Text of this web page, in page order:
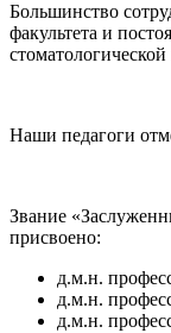
Большинство
факультета и
Наши педагоги
Звание
присвоено:
д.м.н.
д.м.н.
д.м.н.